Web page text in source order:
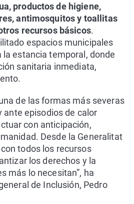
productos de higiene,
antimosquitos y toallitas
recursos básicos.
espacios municipales
estancia temporal, donde
sanitaria inmediata,
de las formas más severas
ante episodios de calor
con anticipación,
Desde la Generalitat
todos los recursos
los derechos y la
más lo necesitan”, ha
de Inclusión, Pedro